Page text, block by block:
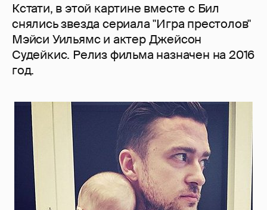
Кстати, в этой картине вместе с Бил
снялись звезда сериала "Игра престолов"
Мэйси Уильямс и актер Джейсон
Судейкис. Релиз фильма назначен на 2016
год.